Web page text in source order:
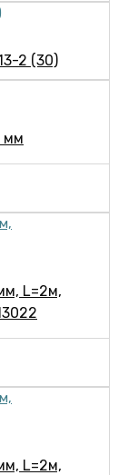
2 (30)
мм
L=2м,
L=2м,